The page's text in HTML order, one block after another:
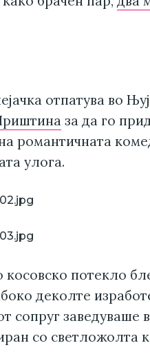
отпатува во
за да го
романтичната
улога.
косовско потекло
деколте
сопруг
со светложолта